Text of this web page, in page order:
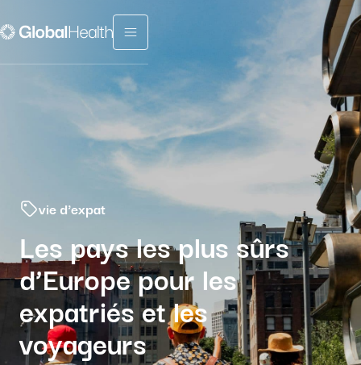
Menu fermé
vie d'expat
Les pays les plus sûrs
d’Europe pour les
expatriés et les
voyageurs